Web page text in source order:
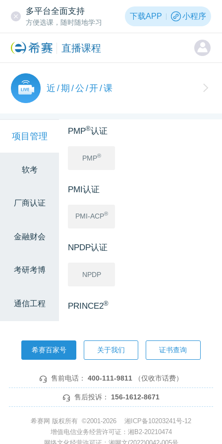
多平台全面支持
方便选课，随时随地学习
下载APP 小程序
直播课程
近/期/公/开/课
项目管理
软考
厂商认证
金融财会
考研考博
通信工程
PMP®认证
PMP®
PMI认证
PMI-ACP®
NPDP认证
NPDP
PRINCE2®
信息系统项
目管理师
网络规划设
系统架构设
系统规划与
管理师
希赛百家号 关于我们 证书查询
售前电话： 400-111-9811 （仅收市话费）
售后投诉： 156-1612-8671
希赛网 版权所有 ©2001-2026 湘ICP备10203241号-12
增值电信业务经营许可证：湘B2-20210474